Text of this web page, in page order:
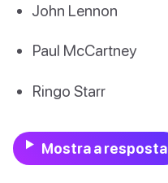
John Lennon
Paul McCartney
Ringo Starr
Mostra a resposta